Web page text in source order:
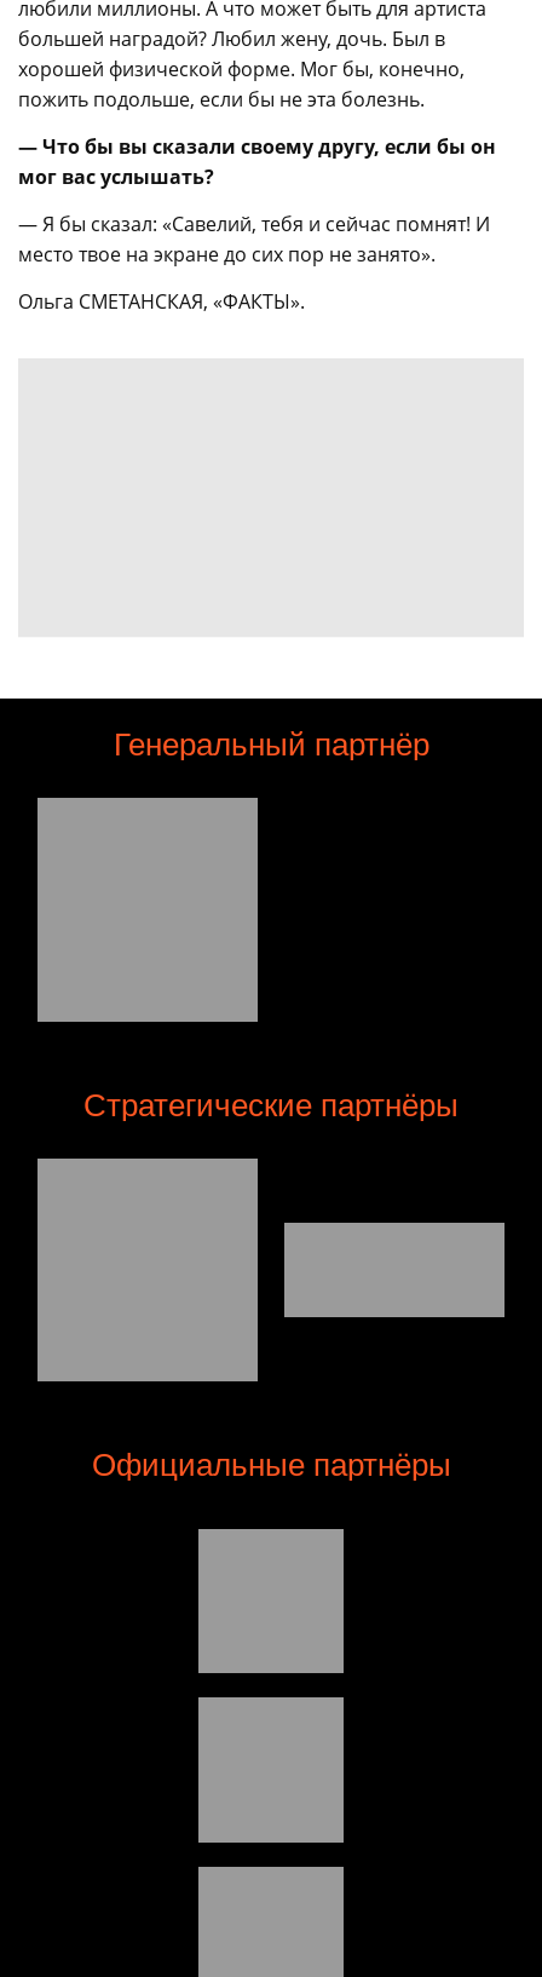
любили миллионы. А что может быть для артиста
большей наградой? Любил жену, дочь. Был в
хорошей физической форме. Мог бы, конечно,
пожить подольше, если бы не эта болезнь.
— Что бы вы сказали своему другу, если бы он
мог вас услышать?
— Я бы сказал: «Савелий, тебя и сейчас помнят! И
место твое на экране до сих пор не занято».
Ольга СМЕТАНСКАЯ, «ФАКТЫ».
Генеральный партнёр
Стратегические партнёры
Официальные партнёры